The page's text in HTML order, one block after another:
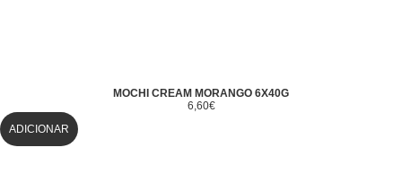
MOCHI CREAM MORANGO 6X40G
6,60€
ADICIONAR